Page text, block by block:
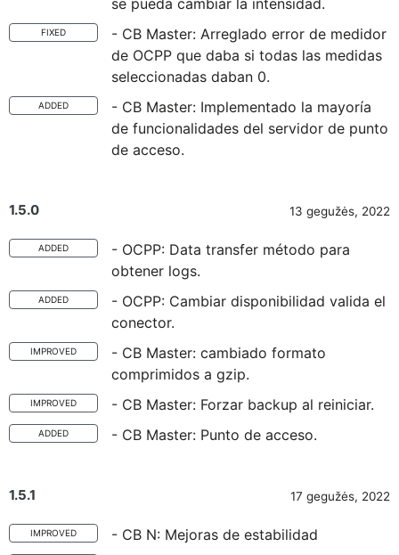
se pueda cambiar la intensidad.
FIXED
- CB Master: Arreglado error de medidor
de OCPP que daba si todas las medidas
seleccionadas daban 0.
ADDED
- CB Master: Implementado la mayoría
de funcionalidades del servidor de punto
de acceso.
1.5.0 13 gegužės, 2022
ADDED
- OCPP: Data transfer método para
obtener logs.
ADDED
- OCPP: Cambiar disponibilidad valida el
conector.
IMPROVED
- CB Master: cambiado formato
comprimidos a gzip.
IMPROVED - CB Master: Forzar backup al reiniciar.
ADDED - CB Master: Punto de acceso.
1.5.1 17 gegužės, 2022
IMPROVED - CB N: Mejoras de estabilidad